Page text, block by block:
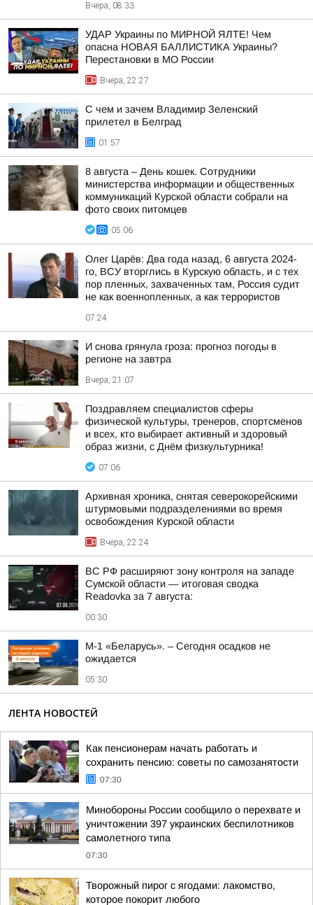
Вчера, 08:33
УДАР Украины по МИРНОЙ ЯЛТЕ! Чем
опасна НОВАЯ БАЛЛИСТИКА Украины?
Перестановки в МО России
Вчера, 22:27
С чем и зачем Владимир Зеленский
прилетел в Белград
01:57
8 августа – День кошек. Сотрудники
министерства информации и общественных
коммуникаций Курской области собрали на
фото своих питомцев
05:06
Олег Царёв: Два года назад, 6 августа 2024-
го, ВСУ вторглись в Курскую область, и с тех
пор пленных, захваченных там, Россия судит
не как военнопленных, а как террористов
07:24
И снова грянула гроза: прогноз погоды в
регионе на завтра
Вчера, 21:07
Поздравляем специалистов сферы
физической культуры, тренеров, спортсменов
и всех, кто выбирает активный и здоровый
образ жизни, с Днём физкультурника!
07:06
Архивная хроника, снятая северокорейскими
штурмовыми подразделениями во время
освобождения Курской области
Вчера, 22:24
ВС РФ расширяют зону контроля на западе
Сумской области — итоговая сводка
Readovka за 7 августа:
00:30
М-1 «Беларусь». – Сегодня осадков не
ожидается
05:30
ЛЕНТА НОВОСТЕЙ
Как пенсионерам начать работать и
сохранить пенсию: советы по самозанятости
07:30
Минобороны России сообщило о перехвате и
уничтожении 397 украинских беспилотников
самолетного типа
07:30
Творожный пирог с ягодами: лакомство,
которое покорит любого